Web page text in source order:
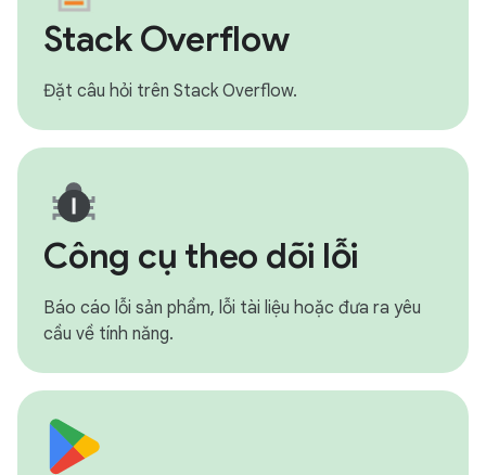
Stack Overflow
Đặt câu hỏi trên Stack Overflow.
Công cụ theo dõi lỗi
Báo cáo lỗi sản phẩm, lỗi tài liệu hoặc đưa ra yêu
cầu về tính năng.